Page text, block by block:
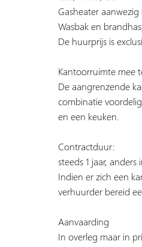
Gasheater
Wasbak en
De huurprijs is
Kantoorruimte mee
De aangrenzende
combinatie
en een keuken.
Contractduur:
steeds 1 jaar, anders
Indien er zich een
verhuurder bereid
Aanvaarding
In overleg maar in